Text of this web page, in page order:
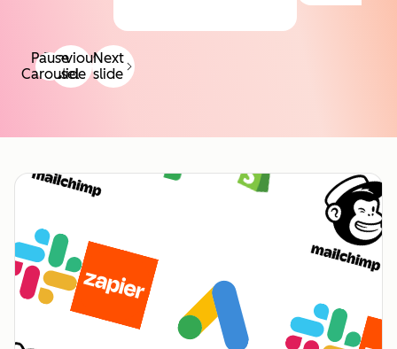
Previous
slide
Next
slide
Pause
Carousel